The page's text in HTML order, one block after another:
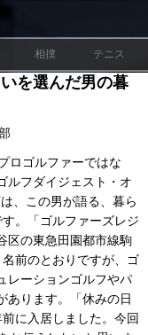
相撲 テニス
を選んだ男の暮
ロゴルファーではな
ルフダイジェスト・オ
、この男が語る、暮ら
。「ゴルファーズレジ
区の東急田園都市線駒
前のとおりですが、ゴ
レーションゴルフやパ
あります。「休みの日
に入居しました。今回